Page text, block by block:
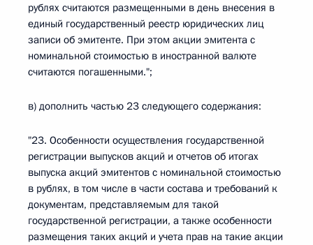
рублях считаются размещенными в день внесения в
единый государственный реестр юридических лиц
записи об эмитенте. При этом акции эмитента с
номинальной стоимостью в иностранной валюте
считаются погашенными.";
в) дополнить частью 23 следующего содержания:
"23. Особенности осуществления государственной
регистрации выпусков акций и отчетов об итогах
выпуска акций эмитентов с номинальной стоимостью
в рублях, в том числе в части состава и требований к
документам, представляемым для такой
государственной регистрации, а также особенности
размещения таких акций и учета прав на такие акции